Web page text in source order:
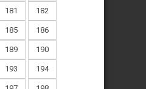
181 182
185 186
189 190
193 194